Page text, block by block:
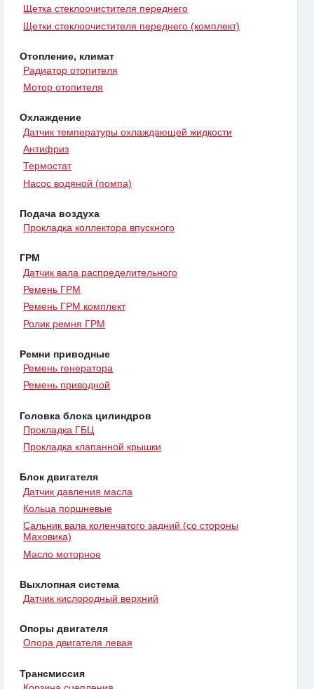
Щетка стеклоочистителя переднего
Щетки стеклоочистителя переднего (комплект)
Отопление, климат
Радиатор отопителя
Мотор отопителя
Охлаждение
Датчик температуры охлаждающей жидкости
Антифриз
Термостат
Насос водяной (помпа)
Подача воздуха
Прокладка коллектора впускного
ГРМ
Датчик вала распределительного
Ремень ГРМ
Ремень ГРМ комплект
Ролик ремня ГРМ
Ремни приводные
Ремень генератора
Ремень приводной
Головка блока цилиндров
Прокладка ГБЦ
Прокладка клапанной крышки
Блок двигателя
Датчик давления масла
Кольца поршневые
Сальник вала коленчатого задний (со стороны
Маховика)
Масло моторное
Выхлопная система
Датчик кислородный верхний
Опоры двигателя
Опора двигателя левая
Трансмиссия